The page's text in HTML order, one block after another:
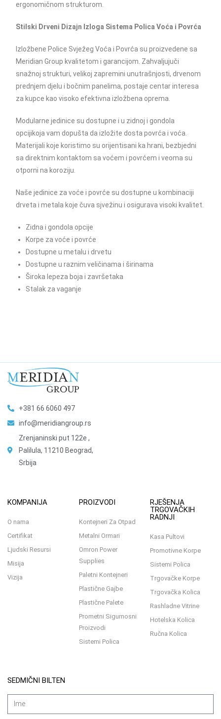
ergonomičnom strukturom.
Stilski Drveni Dizajn Izloga Sistema Polica Voća i Povrća
Izložbene Police Svježeg Voća i Povrća su proizvedene sa
Meridian Group kvalitetom i garancijom. Zahvaljujuči
snažnoj strukturi, velikoj zapremini unutrašnjosti, drvenom
prednjem djelu i bočnim panelima, postaje centar interesa
za kupce kao visoko efektivna izložbena oprema.
Modularne jedinice su dostupne i u zidnoj i gondola
opcijikoja vam dopušta da izložite dosta povrća i voća.
Materijali koje koristimo su orijentisani ka hrani, bezbjedni
sa direktnim kontaktom sa voćem i povrćem i veoma su
otporni na koroziju.
Naše jedinice za voće i povrće su dostupne u kombinaciji
drveta i metala koje čuva sjvežinu i osigurava visoki kvalitet.
Zidna i gondola opcije
Korpe za voće i povrće
Dostupne u metalu i drvetu
Dostupne u raznim veličinama i širinama
Široka lepeza boja i završetaka
Stalak za vaganje
+381 66 6060 497
info@meridiangroup.rs
Zrenjaninski put 122e ,
Palilula, 11210 Beograd,
Srbija
KOMPANIJA
O nama
Certifikat
Ljudski Resursi
Misija
Vizija
PROIZVODI
Kontejneri Za Otpad
Metalni Ormari
Omron Power
Supplies
Paletni Kontejneri
Plastične Gajbe
Plastične Palete
Prometni Sigurnosni
Proizvodi
Sistemi Polica
RJEŠENJA
TRGOVAČKIH
RADNJI
Kasa Pultovi
Promotivne Korpe
Sistemi Polica
Trgovačke Korpe
Trgovačka Kolica
Rashladne Vitrine
Hotelska Kolica
Ručna Kolica
SEDMIČNI BILTEN